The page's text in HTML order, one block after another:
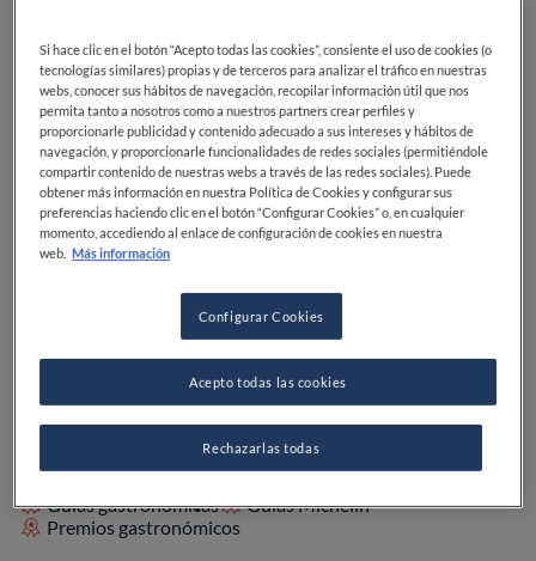
0 0
Calle Velázquez, 13628006MadridMadrid España
CERRADO Abre elSábado,13:30-16:30, 20:30-23:30
VER HORARIOS
VER EN EL MAPA +34 910 88 82 00
Guías gastronómicas
Guías Michelin
Premios gastronómicos
Si hace clic en el botón “Acepto todas las cookies”, consiente el uso de cookies (o
tecnologías similares) propias y de terceros para analizar el tráfico en nuestras
webs, conocer sus hábitos de navegación, recopilar información útil que nos
permita tanto a nosotros como a nuestros partners crear perfiles y
proporcionarle publicidad y contenido adecuado a sus intereses y hábitos de
navegación, y proporcionarle funcionalidades de redes sociales (permitiéndole
compartir contenido de nuestras webs a través de las redes sociales). Puede
obtener más información en nuestra Política de Cookies y configurar sus
preferencias haciendo clic en el botón “Configurar Cookies” o, en cualquier
momento, accediendo al enlace de configuración de cookies en nuestra
web. Más información
Configurar Cookies
Rechazarlas todas
Acepto todas las cookies